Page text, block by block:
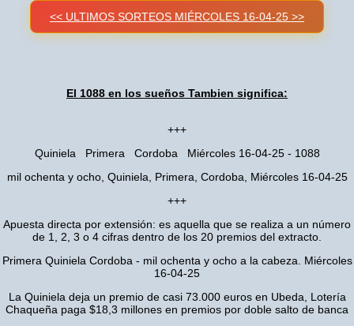
<< ULTIMOS SORTEOS MIÉRCOLES 16-04-25 >>
El 1088 en los sueños Tambien significa:
+++
Quiniela Primera Cordoba Miércoles 16-04-25 - 1088
mil ochenta y ocho, Quiniela, Primera, Cordoba, Miércoles 16-04-25
+++
Apuesta directa por extensión: es aquella que se realiza a un número
de 1, 2, 3 o 4 cifras dentro de los 20 premios del extracto.
Primera Quiniela Cordoba - mil ochenta y ocho a la cabeza. Miércoles
16-04-25
La Quiniela deja un premio de casi 73.000 euros en Ubeda, Lotería
Chaqueña paga $18,3 millones en premios por doble salto de banca